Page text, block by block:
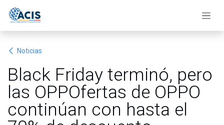
Noticias
Black Friday terminó, pero
las OPPOfertas de OPPO
continúan con hasta el